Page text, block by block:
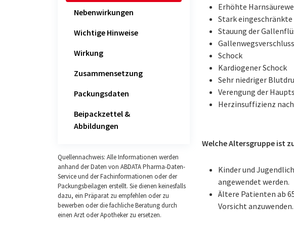
Nebenwirkungen
Wichtige Hinweise
Wirkung
Zusammensetzung
Packungsdaten
Beipackzettel &
Abbildungen
Quellennachweis: Alle Informationen werden
anhand der Daten von ABDATA Pharma-Daten-
Service und der Fachinformationen oder der
Packungsbeilagen erstellt. Sie dienen keinesfalls
dazu, ein Präparat zu empfehlen oder zu
bewerben oder die fachliche Beratung durch
einen Arzt oder Apotheker zu ersetzen.
Erhöhte
Stark
Stauung der
Gallenwegsverschluss
Schock
Kardiogener Schock
Sehr niedriger
Verengung der
Herzinsuffizienz
Welche Altersgruppe ist
Kinder und
angewendet werden.
Ältere Patienten ab
Vorsicht anzuwenden.